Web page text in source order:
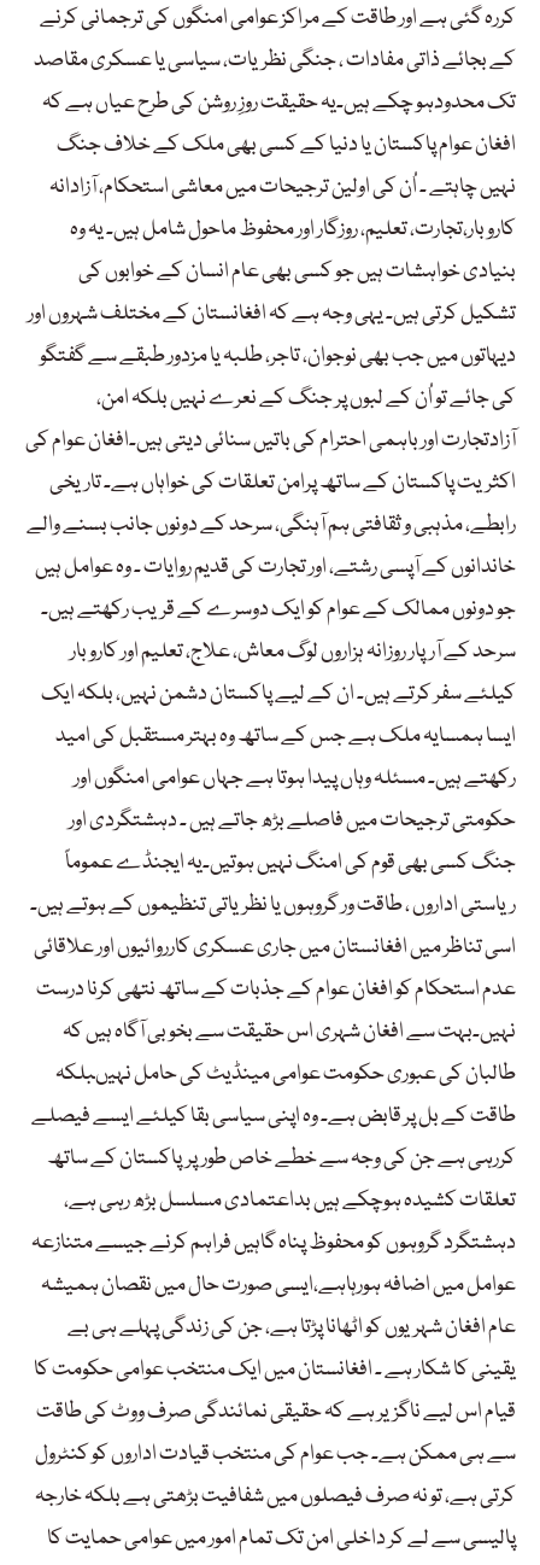
کررہ گئی ہے اور طاقت کے مراکز عوامی امنگوں کی ترجمانی کرنے
کے بجائے ذاتی مفادات ، جنگی نظریات، سیاسی یا عسکری مقاصد
تک محدودہو چکے ہیں۔یہ حقیقت روزِ روشن کی طرح عیاں ہے کہ
افغان عوام پاکستان یا دنیا کے کسی بھی ملک کے خلاف جنگ
نہیں چاہتے ۔ اُن کی اولین ترجیحات میں معاشی استحکام، آزادانہ
کاروبار،تجارت، تعلیم، روزگار اور محفوظ ماحول شامل ہیں۔ یہ وہ
بنیادی خواہشات ہیں جو کسی بھی عام انسان کے خوابوں کی
تشکیل کرتی ہیں۔ یہی وجہ ہے کہ افغانستان کے مختلف شہروں اور
دیہاتوں میں جب بھی نوجوان، تاجر، طلبہ یا مزدور طبقے سے گفتگو
کی جائے تو اُن کے لبوں پر جنگ کے نعرے نہیں بلکہ امن،
آزادتجارت اور باہمی احترام کی باتیں سنائی دیتی ہیں۔افغان عوام کی
اکثریت پاکستان کے ساتھ پرامن تعلقات کی خواہاں ہے۔ تاریخی
رابطے، مذہبی و ثقافتی ہم آہنگی، سرحد کے دونوں جانب بسنے والے
خاندانوں کے آپسی رشتے، اور تجارت کی قدیم روایات ۔ وہ عوامل ہیں
جو دونوں ممالک کے عوام کو ایک دوسرے کے قریب رکھتے ہیں۔
سرحد کے آرپار روزانہ ہزاروں لوگ معاش، علاج، تعلیم اور کاروبار
کیلئے سفر کرتے ہیں۔ ان کے لیے پاکستان دشمن نہیں، بلکہ ایک
ایسا ہمسایہ ملک ہے جس کے ساتھ وہ بہتر مستقبل کی امید
رکھتے ہیں۔ مسئلہ وہاں پیدا ہوتا ہے جہاں عوامی امنگوں اور
حکومتی ترجیحات میں فاصلے بڑھ جاتے ہیں ۔ دہشتگردی اور
جنگ کسی بھی قوم کی امنگ نہیں ہوتیں۔یہ ایجنڈے عموماً
ریاستی اداروں ، طاقت ور گروہوں یا نظریاتی تنظیموں کے ہوتے ہیں۔
اسی تناظر میں افغانستان میں جاری عسکری کارروائیوں اور علاقائی
عدم استحکام کو افغان عوام کے جذبات کے ساتھ نتھی کرنا درست
نہیں۔بہت سے افغان شہری اس حقیقت سے بخوبی آگاہ ہیں کہ
طالبان کی عبوری حکومت عوامی مینڈیٹ کی حامل نہیںبلکہ
طاقت کے بل پر قابض ہے۔ وہ اپنی سیاسی بقا کیلئے ایسے فیصلے
کررہی ہے جن کی وجہ سے خطے خاص طورپرپاکستان کے ساتھ
تعلقات کشیدہ ہوچکے ہیں بداعتمادی مسلسل بڑھ رہی ہے،
دہشتگرد گروہوں کو محفوظ پناہ گاہیں فراہم کرنے جیسے متنازعہ
عوامل میں اضافہ ہورہاہے،ایسی صورت حال میں نقصان ہمیشہ
عام افغان شہریوں کو اٹھانا پڑتا ہے، جن کی زندگی پہلے ہی بے
یقینی کا شکار ہے ۔ افغانستان میں ایک منتخب عوامی حکومت کا
قیام اس لیے ناگزیر ہے کہ حقیقی نمائندگی صرف ووٹ کی طاقت
سے ہی ممکن ہے۔ جب عوام کی منتخب قیادت اداروں کو کنٹرول
کرتی ہے، تو نہ صرف فیصلوں میں شفافیت بڑھتی ہے بلکہ خارجہ
پالیسی سے لے کر داخلی امن تک تمام امور میں عوامی حمایت کا